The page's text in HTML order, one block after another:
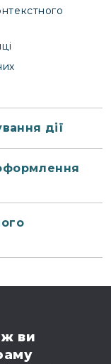
дії
ви